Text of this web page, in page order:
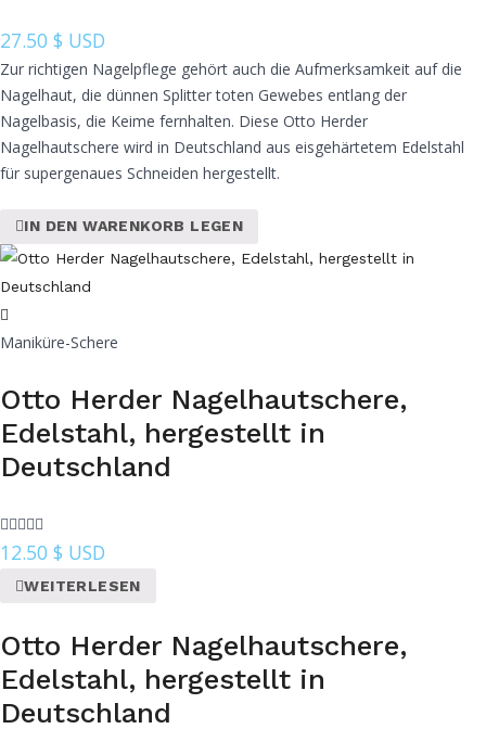
27.50 $ USD
Zur richtigen Nagelpflege gehört auch die Aufmerksamkeit auf die
Nagelhaut, die dünnen Splitter toten Gewebes entlang der
Nagelbasis, die Keime fernhalten. Diese Otto Herder
Nagelhautschere wird in Deutschland aus eisgehärtetem Edelstahl
für supergenaues Schneiden hergestellt.
IN DEN WARENKORB LEGEN
Maniküre-Schere
Otto Herder Nagelhautschere,
Edelstahl, hergestellt in
Deutschland
12.50 $ USD
WEITERLESEN
Otto Herder Nagelhautschere,
Edelstahl, hergestellt in
Deutschland